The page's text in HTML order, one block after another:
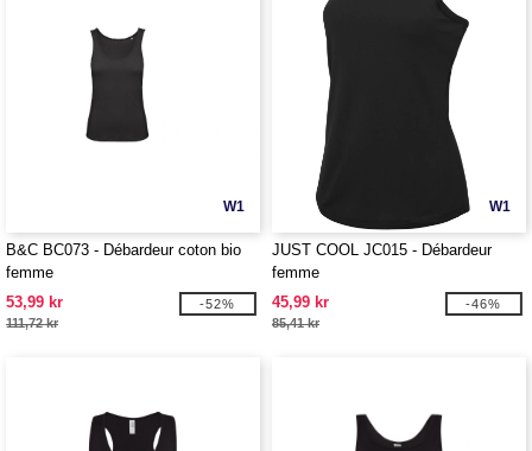
W1
B&C BC073 - Débardeur coton bio
femme
53,99 kr
111,72 kr
-52%
W1
JUST COOL JC015 - Débardeur
femme
45,99 kr
85,41 kr
-46%